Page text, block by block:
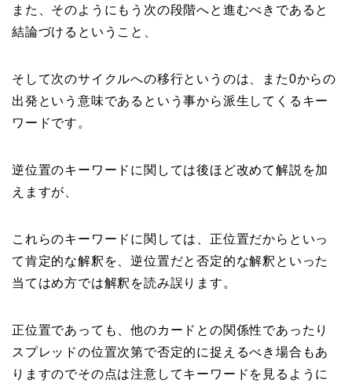
また、そのようにもう次の段階へと進むべきであると
結論づけるということ、
そして次のサイクルへの移行というのは、また0からの
出発という意味であるという事から派生してくるキー
ワードです。
逆位置のキーワードに関しては後ほど改めて解説を加
えますが、
これらのキーワードに関しては、正位置だからといっ
て肯定的な解釈を、逆位置だと否定的な解釈といった
当てはめ方では解釈を読み誤ります。
正位置であっても、他のカードとの関係性であったり
スプレッドの位置次第で否定的に捉えるべき場合もあ
りますのでその点は注意してキーワードを見るように